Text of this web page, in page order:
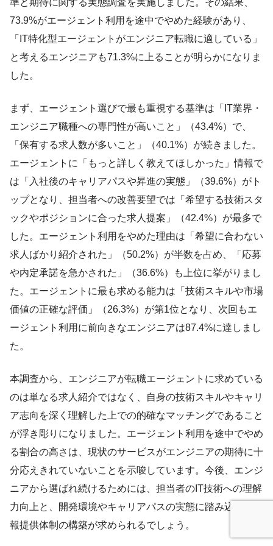
準と期待に関する実態調査を実施しました。その結果、
73.9%がエージェント利用を途中でやめた経験があり、
「IT特化型エージェントがエンジニア転職に適している」
と考えるエンジニアも71.3%に上ることが明らかになりま
した。
まず、エージェント選びで最も重視する基準は「IT業界・
エンジニア職種への専門性が高いこと」（43.4%）で、
「保有する求人数が多いこと」（40.1%）が続きました。
エージェントに「もっと詳しく教えてほしかった」情報で
は「入社後のキャリアパスや昇進の実態」（39.6%）がト
ップとなり、担当者への改善要望では「希望する技術スタ
ックやポジションに合った求人提案」（42.4%）が最多で
した。エージェント利用をやめた理由は「希望に合わない
求人ばかり紹介された」（50.2%）が半数を占め、「応募
や内定承諾を急かされた」（36.6%）も上位に挙がりまし
た。エージェントに最も求める能力は「技術スキルや市場
価値の正確な評価」（26.3%）が第1位となり、次回もエ
ージェント利用に前向きなエンジニアは87.4%に達しまし
た。
本調査から、エンジニアが転職エージェントに求めている
のは単なる求人紹介ではなく、自身の技術スキルやキャリ
ア志向を深く理解した上での的確なマッチングであること
が浮き彫りになりました。エージェント利用を途中でやめ
る割合の高さは、現状のサービスがエンジニアの期待に十
分応えきれていないことを示唆しています。今後、エンジ
ニアから選ばれ続けるためには、担当者のIT技術への理解
力向上と、開発環境やキャリアパスの実態に踏み込んだ情
報提供体制の構築が求められるでしょう。